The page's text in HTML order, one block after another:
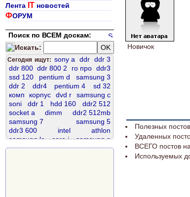
Лента ITновостей
ФОРУМ
Поиск по ВСЕМ доскам:
Искать:
Сегодня ищут: sony a ddr ddr 3
ddr 800 ddr 800 2 го про ddr3
ssd 120
pentium d
samsung 3
ddr 2
ddr4 pentium 4
sd 32
комп
корпус dvd r
samsung c
soni
ddr 1 hdd 160
ddr2 512
socket а
dimm
ddr2 512mb
samsung 7
samsung 5
ddr3 600
intel
athlon
samsung le
core i
samsung a
проц
pentium 3
ай фон
Новичок
Полезных
Удаленных
ВСЕГО постов
Используемых